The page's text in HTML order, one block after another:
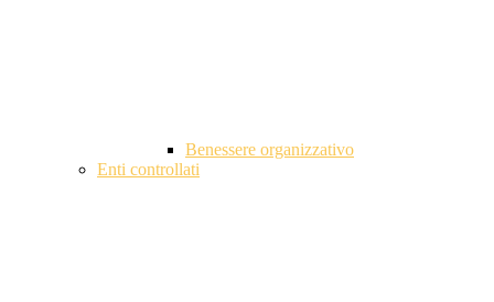
Benessere organizzativo
Enti controllati